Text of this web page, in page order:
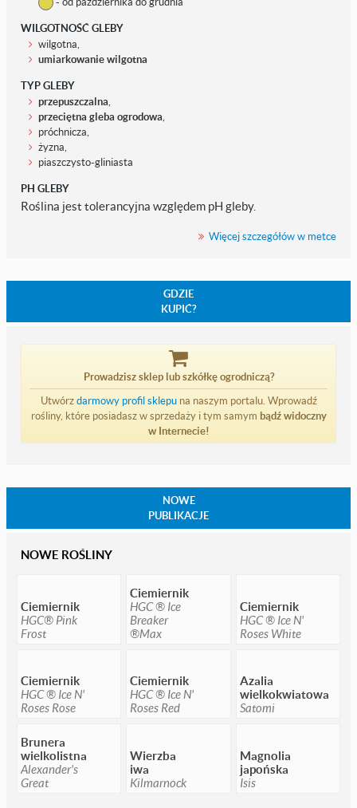
WILGOTNOŚĆ GLEBY
wilgotna,
umiarkowanie wilgotna
TYP GLEBY
przepuszczalna,
przeciętna gleba ogrodowa,
próchnicza,
żyzna,
piaszczysto-gliniasta
PH GLEBY
Roślina jest tolerancyjna względem pH gleby.
Więcej szczegółów w metce
GDZIE
KUPIĆ?
Prowadzisz sklep lub szkółkę ogrodniczą?
Utwórzdarmowy profil sklepuna naszym portalu. Wprowadź
rośliny, które posiadasz w sprzedaży i tym samym bądź widoczny
w Internecie!
NOWE
PUBLIKACJE
NOWE ROŚLINY
Ciemiernik
HGC® Pink
Frost
Ciemiernik
HGC ® Ice
Breaker
®Max
Ciemiernik
HGC ® Ice N'
Roses White
Ciemiernik
HGC ® Ice N'
Roses Rose
Ciemiernik
HGC ® Ice N'
Roses Red
Azalia
wielkokwiatowa
Satomi
Brunera
wielkolistna
Alexander's
Great
Wierzba
iwa
Kilmarnock
Magnolia
japońska
Isis